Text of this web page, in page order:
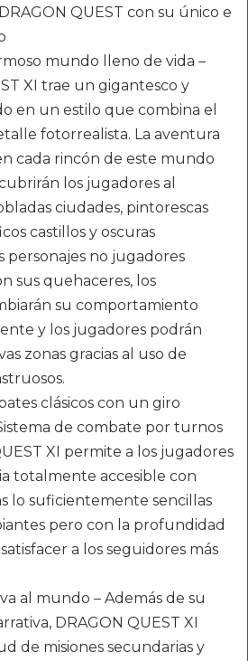
QUEST con su único e
mundo lleno de vida –
XI trae un gigantesco y
en un estilo que combina el
fotorrealista. La aventura
cada rincón de este mundo
los jugadores al
ciudades, pintorescas
castillos y oscuras
personajes no jugadores
sus quehaceres, los
su comportamiento
y los jugadores podrán
zonas gracias al uso de
clásicos con un giro
de combate por turnos
XI permite a los jugadores
totalmente accesible con
lo suficientemente sencillas
pero con la profundidad
a los seguidores más
al mundo – Además de su
DRAGON QUEST XI
de misiones secundarias y